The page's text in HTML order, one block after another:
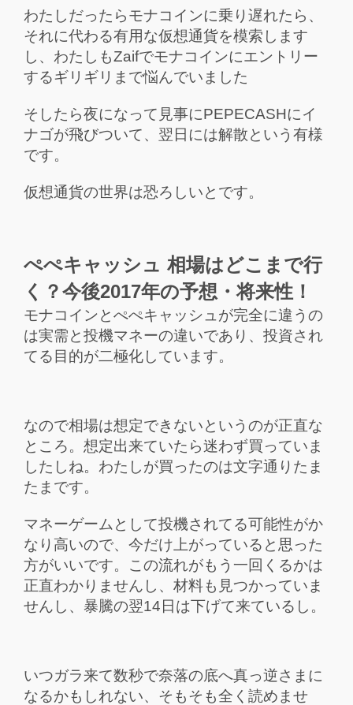
わたしだったらモナコインに乗り遅れたら、
それに代わる有用な仮想通貨を模索します
し、 わたしもZaifでモナコインにエントリー
するギリギリまで悩んでいました
そしたら夜になって見事にPEPECASHにイ
ナゴが飛びついて、翌日には解散という有様
です。
仮想通貨の世界は恐ろしいとです。
ぺぺキャッシュ 相場はどこまで行
く？今後2017年の予想・将来性！
モナコインとぺぺキャッシュが完全に違うの
は実需と投機マネーの違いであり、 投資され
てる目的が二極化しています。
なので相場は想定できないというのが正直な
ところ。想定出来ていたら迷わず買っていま
したしね。わたしが買ったのは文字通りたま
たまです。
マネーゲームとして投機されてる可能性がか
なり高いので、今だけ上がっていると思った
方がいいです。この流れがもう一回くるかは
正直わかりませんし、材料も見つかっていま
せんし、暴騰の翌14日は下げて来ているし。
いつガラ来て数秒で奈落の底へ真っ逆さまに
なるかもしれない、そもそも全く読めませ